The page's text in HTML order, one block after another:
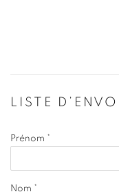
LISTE D’ENVOI
Prénom *
Nom *